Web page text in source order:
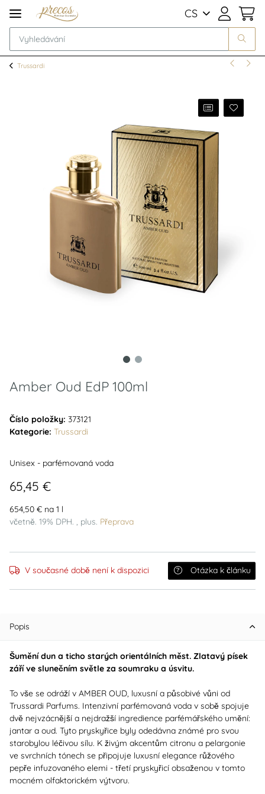
CS
Trussardi
Amber Oud EdP 100ml
Číslo položky: 373121
Kategorie: Trussardi
Unisex - parfémovaná voda
65,45 €
654,50 € na 1 l
včetně. 19% DPH. , plus. Přeprava
V současné době není k dispozici Otázka k článku
Popis
Šumění dun a ticho starých orientálních měst. Zlatavý písek
září ve slunečním světle za soumraku a úsvitu.
To vše se odráží v AMBER OUD, luxusní a působivé vůni od
Trussardi Parfums. Intenzivní parfémovaná voda v sobě spojuje
dvě nejvzácnější a nejdražší ingredience parfémářského umění:
jantar a oud. Tyto pryskyřice byly odedávna známé pro svou
starobylou léčivou sílu. K živým akcentům citronu a pelargonie
ve svrchních tónech se připojuje luxusní elegance růžového
pepře infuzovaného elemi - třetí pryskyřicí obsaženou v tomto
mocném olfaktorickém výtvoru.